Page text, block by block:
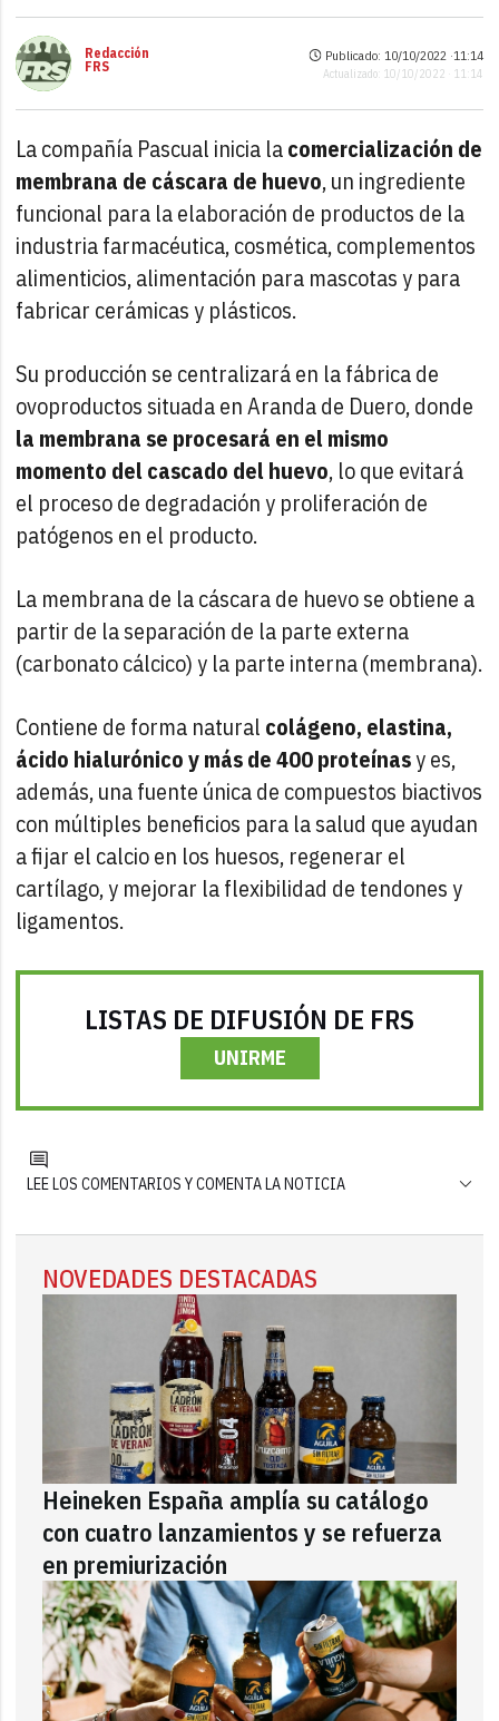
Redacción
FRS
Publicado: 10/10/2022 ·11:14
Actualizado: 10/10/2022 · 11:14
La compañía Pascual inicia lacomercialización de
membrana de cáscara de huevo, un ingrediente
funcional para la elaboración de productos de la
industria farmacéutica, cosmética, complementos
alimenticios, alimentación para mascotas y para
fabricar cerámicas y plásticos.
Su producción se centralizará en la fábrica de
ovoproductos situada en Aranda de Duero, donde
la membrana se procesará en el mismo
momento del cascado del huevo, lo que evitará
el proceso de degradación y proliferación de
patógenos en el producto.
La membrana de la cáscara de huevo se obtiene a
partir de la separación de la parte externa
(carbonato cálcico) y la parte interna (membrana).
Contiene de forma natural colágeno, elastina,
ácido hialurónico y más de 400 proteínasy es,
además, una fuente única de compuestos biactivos
con múltiples beneficios para la salud que ayudan
a fijar el calcio en los huesos, regenerar el
cartílago, y mejorar la flexibilidad de tendones y
ligamentos.
LISTAS DE DIFUSIÓN DE FRS
UNIRME
LEE LOS COMENTARIOS Y COMENTA LA NOTICIA
NOVEDADES DESTACADAS
Heineken España amplía su catálogo
con cuatro lanzamientos y se refuerza
en premiurización